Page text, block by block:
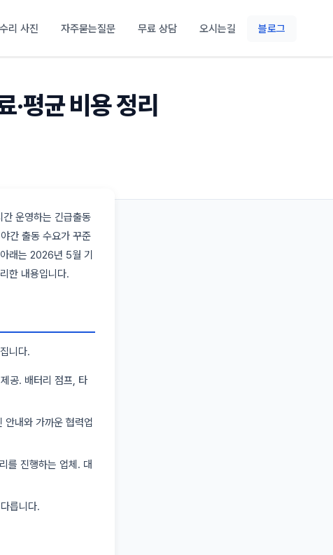
수리 사진 자주묻는질문 무료 상담 오시는길 블로그
평균 비용 정리
운영하는 긴급출동
간 출동 수요가 꾸준
래는 2026년 5월 기
한 내용입니다.
니다.
공. 배터리 점프, 타
안내와 가까운 협력업
를 진행하는 업체. 대
릅니다.